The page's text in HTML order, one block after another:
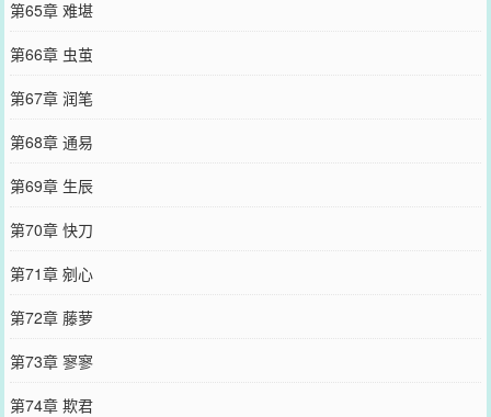
第65章 难堪
第66章 虫茧
第67章 润笔
第68章 通易
第69章 生辰
第70章 快刀
第71章 剜心
第72章 藤萝
第73章 寥寥
第74章 欺君